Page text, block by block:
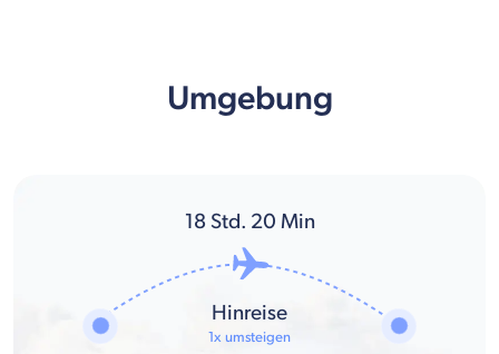
Umgebung
18 Std. 20 Min
Hinreise
1x umsteigen